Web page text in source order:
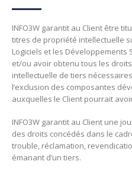
INFO3W garantit au Client être
titres de propriété intellectuelle
Logiciels et les Développements
et/ou avoir obtenu tous les
intellectuelle de tiers
l’exclusion des composantes
auxquelles le Client pourrait
INFO3W garantit au Client une
des droits concédés dans le
trouble, réclamation,
émanant d’un tiers.